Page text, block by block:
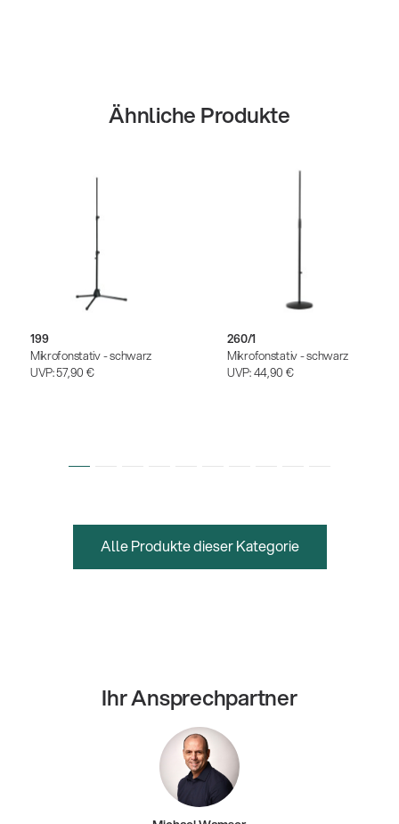
Ähnliche Produkte
199
Mikrofonstativ - schwarz
UVP:57,90 €
260/1
Mikrofonstativ - schwarz
UVP:44,90 €
Alle Produkte dieser Kategorie
Ihr Ansprechpartner